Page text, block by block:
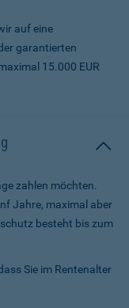
auf eine
garantierten
15.000 EUR
zahlen möchten.
Jahre, maximal aber
besteht bis zum
Sie im Renten­alter